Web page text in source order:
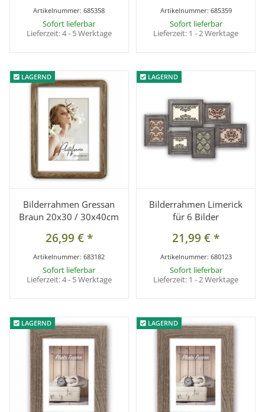
Artikelnummer:685358
Sofort lieferbar
Lieferzeit:4 - 5 Werktage
Artikelnummer: 685359
Sofort lieferbar
Lieferzeit: 1 - 2 Werktage
LAGERND
LAGERND
Bilderrahmen Gressan
Braun 20x30 / 30x40cm
26,99 €*
Artikelnummer:683182
Sofort lieferbar
Lieferzeit:4 - 5 Werktage
LAGERND
LAGERND
Bilderrahmen Limerick
für 6 Bilder
21,99 €*
Artikelnummer: 680123
Sofort lieferbar
Lieferzeit: 1 - 2 Werktage
LAGERND
LAGERND LAGERND
LAGERND